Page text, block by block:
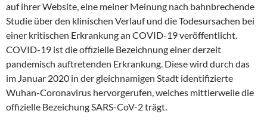
auf ihrer Website, eine meiner Meinung nach bahnbrechende
Studie über den klinischen Verlauf und die Todesursachen bei
einer kritischen Erkrankung an COVID-19 veröffentlicht.
COVID-19 ist die offizielle Bezeichnung einer derzeit
pandemisch auftretenden Erkrankung. Diese wird durch das
im Januar 2020 in der gleichnamigen Stadt identifizierte
Wuhan-Coronavirus hervorgerufen, welches mittlerweile die
offizielle Bezeichung SARS-CoV-2 trägt.